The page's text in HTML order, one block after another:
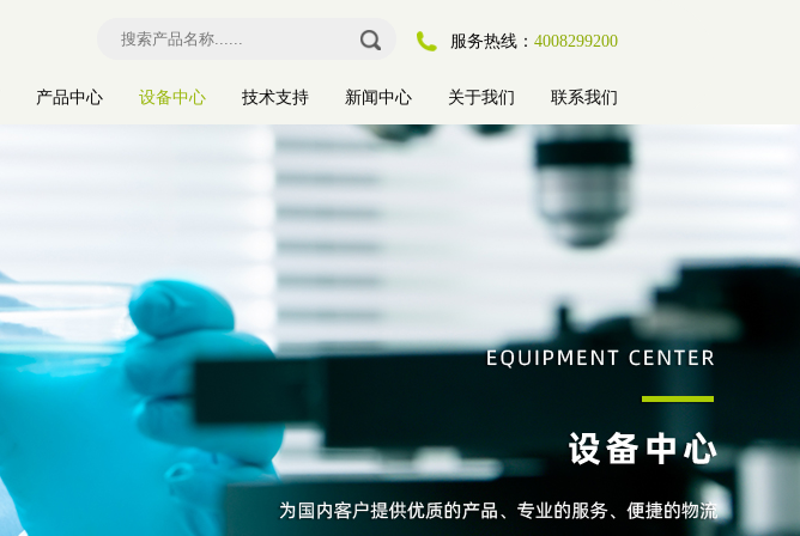
服务热线： 4008299200
产品中心 设备中心 技术支持 新闻中心 关于我们 联系我们